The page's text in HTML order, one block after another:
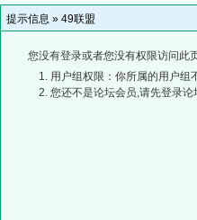
提示信息 » 49联盟
您没有登录或者您没有权限访问此
用户组权限：你所属的用户组
您还不是论坛会员,请先登录论